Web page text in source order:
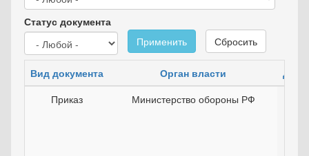
Статус документа
Применить
Сбросить
Вид документа Орган власти
Дата
Приказ
Министерство обороны РФ